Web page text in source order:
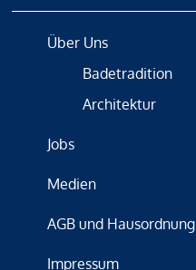
Über Uns
Badetradition
Architektur
Jobs
Medien
AGB und Hausordnung
Impressum